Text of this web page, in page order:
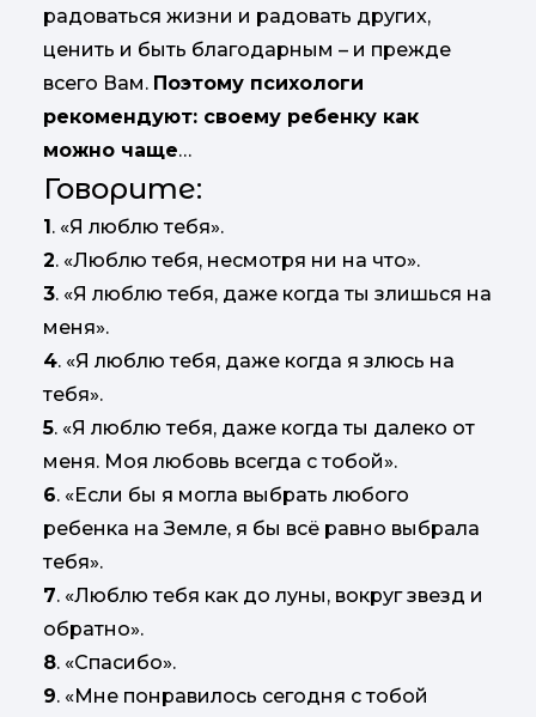
радоваться жизни и радовать других,
ценить и быть благодарным – и прежде
всего Вам. Поэтому психологи
рекомендуют: своему ребенку как
можно чаще…
Говорите:
1. «Я люблю тебя».
2. «Люблю тебя, несмотря ни на что».
3. «Я люблю тебя, даже когда ты злишься на
меня».
4. «Я люблю тебя, даже когда я злюсь на
тебя».
5. «Я люблю тебя, даже когда ты далеко от
меня. Моя любовь всегда с тобой».
6. «Если бы я могла выбрать любого
ребенка на Земле, я бы всё равно выбрала
тебя».
7. «Люблю тебя как до луны, вокруг звезд и
обратно».
8. «Спасибо».
9. «Мне понравилось сегодня с тобой